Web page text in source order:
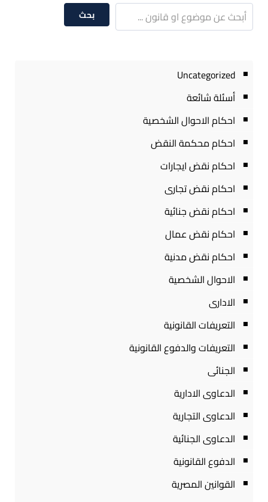
بحث
Uncategorized
أسئلة شائعة
احكام الاحوال الشخصية
احكام محكمة النقض
احكام نقض ايجارات
احكام نقض تجارى
احكام نقض جنائية
احكام نقض عمال
احكام نقض مدنية
الاحوال الشخصية
الادارى
التعريفات القانونية
التعريفات والدفوع القانونية
الجنائى
الدعاوى الادارية
الدعاوى التجارية
الدعاوى الجنائية
الدفوع القانونية
القوانين المصرية